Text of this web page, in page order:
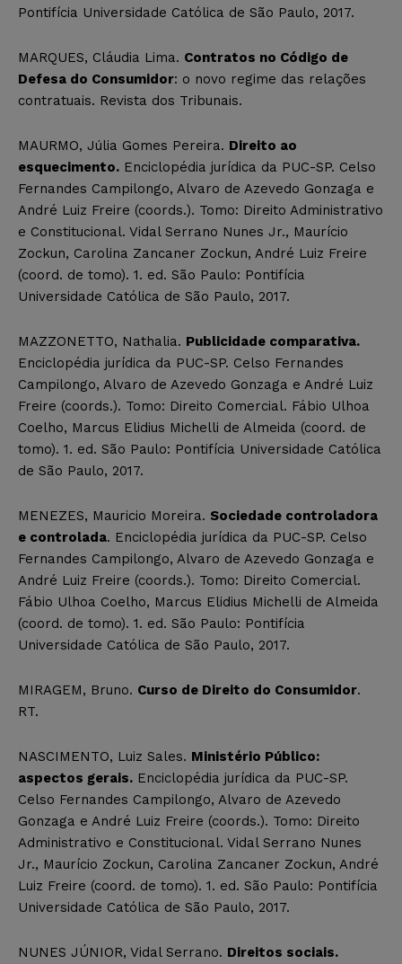
Pontifícia Universidade Católica de São Paulo, 2017.
MARQUES, Cláudia Lima. Contratos no Código de
Defesa do Consumidor: o novo regime das relações
contratuais. Revista dos Tribunais.
MAURMO, Júlia Gomes Pereira. Direito ao
esquecimento. Enciclopédia jurídica da PUC-SP. Celso
Fernandes Campilongo, Alvaro de Azevedo Gonzaga e
André Luiz Freire (coords.). Tomo: Direito Administrativo
e Constitucional. Vidal Serrano Nunes Jr., Maurício
Zockun, Carolina Zancaner Zockun, André Luiz Freire
(coord. de tomo). 1. ed. São Paulo: Pontifícia
Universidade Católica de São Paulo, 2017.
MAZZONETTO, Nathalia. Publicidade comparativa.
Enciclopédia jurídica da PUC-SP. Celso Fernandes
Campilongo, Alvaro de Azevedo Gonzaga e André Luiz
Freire (coords.). Tomo: Direito Comercial. Fábio Ulhoa
Coelho, Marcus Elidius Michelli de Almeida (coord. de
tomo). 1. ed. São Paulo: Pontifícia Universidade Católica
de São Paulo, 2017.
MENEZES, Mauricio Moreira. Sociedade controladora
e controlada. Enciclopédia jurídica da PUC-SP. Celso
Fernandes Campilongo, Alvaro de Azevedo Gonzaga e
André Luiz Freire (coords.). Tomo: Direito Comercial.
Fábio Ulhoa Coelho, Marcus Elidius Michelli de Almeida
(coord. de tomo). 1. ed. São Paulo: Pontifícia
Universidade Católica de São Paulo, 2017.
MIRAGEM, Bruno. Curso de Direito do Consumidor.
RT.
NASCIMENTO, Luiz Sales. Ministério Público:
aspectos gerais. Enciclopédia jurídica da PUC-SP.
Celso Fernandes Campilongo, Alvaro de Azevedo
Gonzaga e André Luiz Freire (coords.). Tomo: Direito
Administrativo e Constitucional. Vidal Serrano Nunes
Jr., Maurício Zockun, Carolina Zancaner Zockun, André
Luiz Freire (coord. de tomo). 1. ed. São Paulo: Pontifícia
Universidade Católica de São Paulo, 2017.
NUNES JÚNIOR, Vidal Serrano. Direitos sociais.